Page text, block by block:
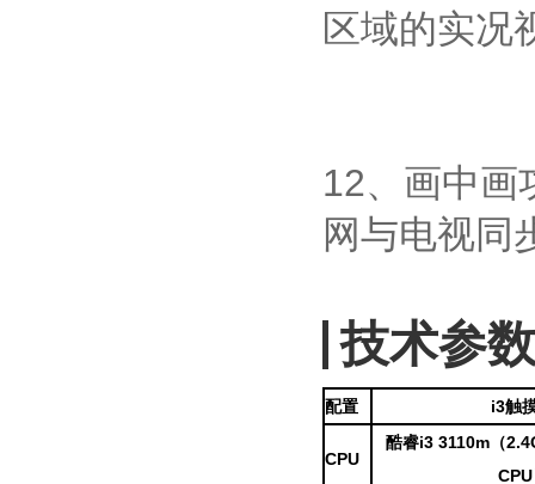
区域的实况
12、画中画
网与电视同
技术参数
配置 i3触
CPU
酷睿i3 3110m（